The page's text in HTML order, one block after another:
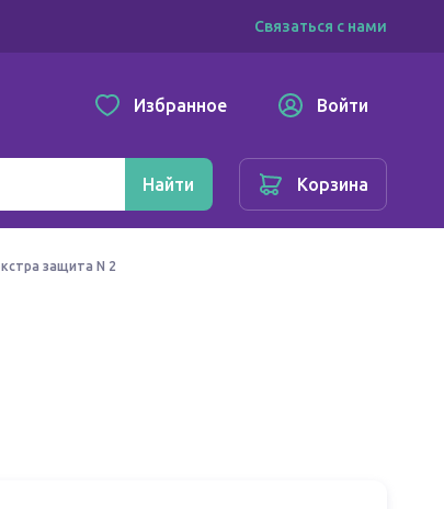
Связаться с нами
Избранное Войти
Найти Корзина
защита N 2